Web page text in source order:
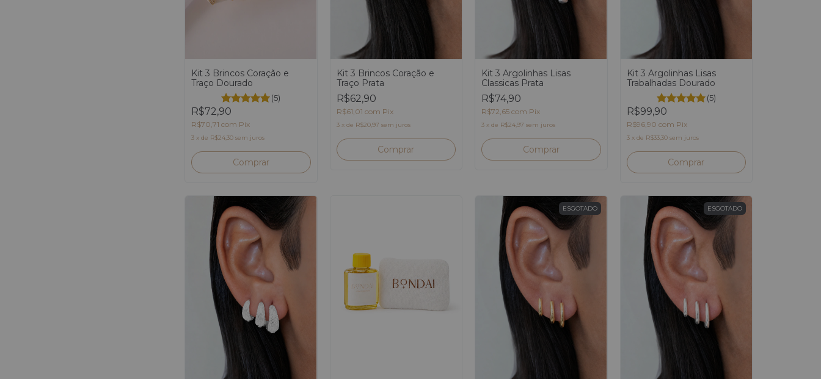
Kit 3 Brincos Coração e
Traço Dourado
(5)
R$72,90
R$70,71 com Pix
3 x de R$24,30 sem juros
Kit 3 Brincos Coração e
Traço Prata
R$62,90
R$61,01 com Pix
3 x de R$20,97 sem juros
Kit 3 Argolinhas Lisas
Classicas Prata
R$74,90
R$72,65 com Pix
3 x de R$24,97 sem juros
Kit 3 Argolinhas Lisas
Trabalhadas Dourado
(5)
R$99,90
R$96,90 com Pix
3 x de R$33,30 sem juros
ESGOTADO ESGOTADO